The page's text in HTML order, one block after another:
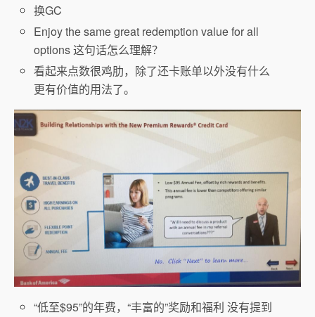
换GC
Enjoy the same great redemption value for all
options 这句话怎么理解？
看起来点数很鸡肋，除了还卡账单以外没有什么
更有价值的用法了。
“低至$95”的年费，“丰富的”奖励和福利 没有提到